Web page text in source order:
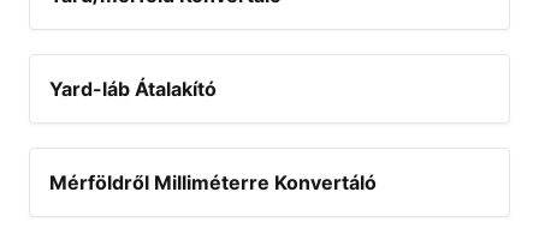
Yard-láb Átalakító
Mérföldről Milliméterre Konvertáló